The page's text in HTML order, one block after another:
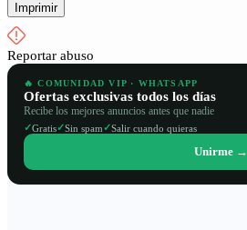
Imprimir
Reportar abuso
🔥 COMUNIDAD VIP · WHATSAPP
Ofertas exclusivas todos los días
Recibe los mejores anuncios antes que nadie
✓Gratis✓Sin spam✓Salir cuando quieras
Unirme →